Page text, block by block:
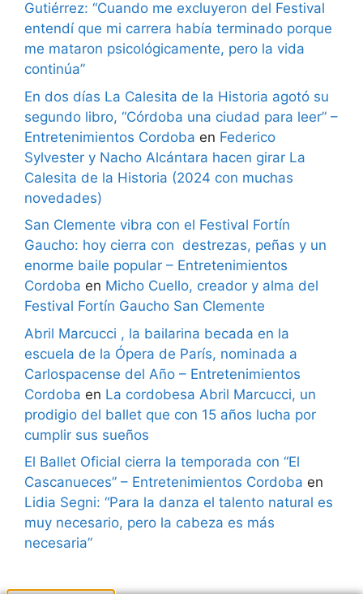
Gutiérrez: “Cuando me excluyeron del Festival
entendí que mi carrera había terminado porque
me mataron psicológicamente, pero la vida
continúa”
En dos días La Calesita de la Historia agotó su
segundo libro, “Córdoba una ciudad para leer” –
Entretenimientos Cordoba en Federico
Sylvester y Nacho Alcántara hacen girar La
Calesita de la Historia (2024 con muchas
novedades)
San Clemente vibra con el Festival Fortín
Gaucho: hoy cierra con destrezas, peñas y un
enorme baile popular – Entretenimientos
Cordoba en Micho Cuello, creador y alma del
Festival Fortín Gaucho San Clemente
Abril Marcucci , la bailarina becada en la
escuela de la Ópera de París, nominada a
Carlospacense del Año – Entretenimientos
Cordoba en La cordobesa Abril Marcucci, un
prodigio del ballet que con 15 años lucha por
cumplir sus sueños
El Ballet Oficial cierra la temporada con “El
Cascanueces” – Entretenimientos Cordoba en
Lidia Segni: “Para la danza el talento natural es
muy necesario, pero la cabeza es más
necesaria”